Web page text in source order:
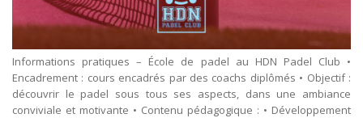
Informations pratiques – École de padel au HDN Padel Club •
Encadrement : cours encadrés par des coachs diplômés • Objectif :
découvrir le padel sous tous ses aspects, dans une ambiance
conviviale et motivante • Contenu pédagogique : • Développement